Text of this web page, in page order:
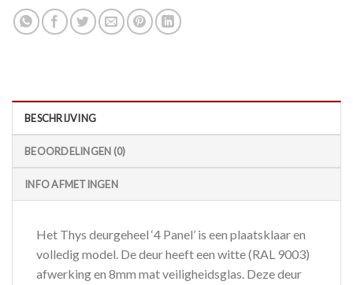
BESCHRIJVING
BEOORDELINGEN (0)
INFO AFMETINGEN
Het Thys deurgeheel ‘4 Panel’ is een plaatsklaar en
volledig model. De deur heeft een witte (RAL 9003)
afwerking en 8mm mat veiligheidsglas. Deze deur